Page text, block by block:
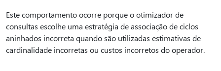
Este comportamento ocorre porque o otimizador de
consultas escolhe uma estratégia de associação de ciclos
aninhados incorreta quando são utilizadas estimativas de
cardinalidade incorretas ou custos incorretos do operador.